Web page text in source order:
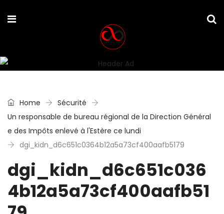
Home
Sécurité
Un responsable de bureau régional de la Direction Général
e des Impôts enlevé à l'Estère ce lundi
dgi_kidn_d6c651c0364b12a5a73cf400aafb5179
dgi_kidn_d6c651c036
4b12a5a73cf400aafb51